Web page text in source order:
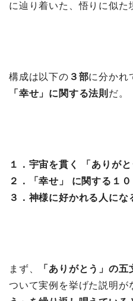
に辿り着いた、悟りに似た
構成は以下の ３部に分かれ
「幸せ」に関する法則 だ。
１．宇宙を貫く 「ありが
２．「幸せ」 に関する１０
３．神様に好かれる人にな
まず、 「ありがとう」の
ついて実例を挙げた説明が